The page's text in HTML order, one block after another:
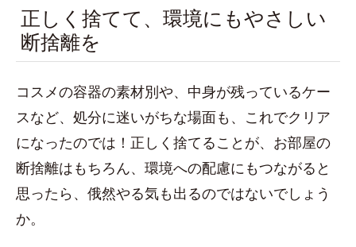
正しく捨てて、環境にもやさしい
断捨離を
コスメの容器の素材別や、中身が残っているケー
スなど、処分に迷いがちな場面も、これでクリア
になったのでは！正しく捨てることが、お部屋の
断捨離はもちろん、環境への配慮にもつながると
思ったら、俄然やる気も出るのではないでしょう
か。